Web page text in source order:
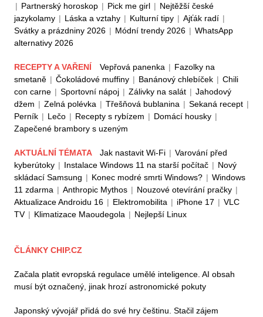
| Partnerský horoskop | Pick me girl | Nejtěžší české
jazykolamy | Láska a vztahy | Kulturní tipy | Ajťák radí |
Svátky a prázdniny 2026 | Módní trendy 2026 | WhatsApp
alternativy 2026
RECEPTY A VAŘENÍ Vepřová panenka | Fazolky na
smetaně | Čokoládové muffiny | Banánový chlebíček | Chili
con carne | Sportovní nápoj | Zálivky na salát | Jahodový
džem | Zelná polévka | Třešňová bublanina | Sekaná recept |
Perník | Lečo | Recepty s rybízem | Domácí housky |
Zapečené brambory s uzeným
AKTUÁLNÍ TÉMATA Jak nastavit Wi-Fi | Varování před
kyberútoky | Instalace Windows 11 na starší počítač | Nový
skládací Samsung | Konec modré smrti Windows? | Windows
11 zdarma | Anthropic Mythos | Nouzové otevírání pračky |
Aktualizace Androidu 16 | Elektromobilita | iPhone 17 | VLC
TV | Klimatizace Maoudegola | Nejlepší Linux
ČLÁNKY CHIP.CZ
Začala platit evropská regulace umělé inteligence. AI obsah
musí být označený, jinak hrozí astronomické pokuty
Japonský vývojář přidá do své hry češtinu. Stačil zájem